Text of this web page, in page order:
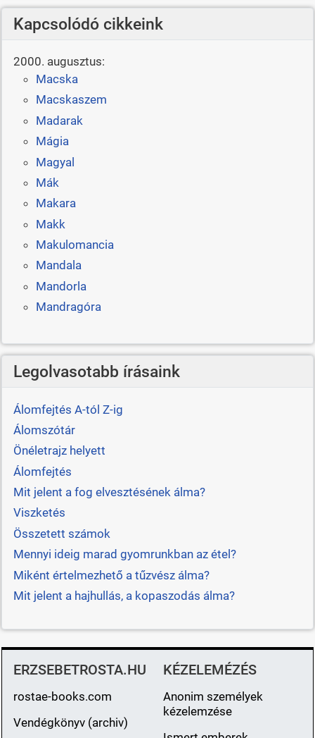
Kapcsolódó cikkeink
2000. augusztus:
Macska
Macskaszem
Madarak
Mágia
Magyal
Mák
Makara
Makk
Makulomancia
Mandala
Mandorla
Mandragóra
Legolvasotabb írásaink
Álomfejtés A-tól Z-ig
Álomszótár
Önéletrajz helyett
Álomfejtés
Mit jelent a fog elvesztésének álma?
Viszketés
Összetett számok
Mennyi ideig marad gyomrunkban az étel?
Miként értelmezhető a tűzvész álma?
Mit jelent a hajhullás, a kopaszodás álma?
ERZSEBETROSTA.HU
rostae-books.com
Vendégkönyv (archiv)
KÉZELEMÉZÉS
Anonim személyek
kézelemzése